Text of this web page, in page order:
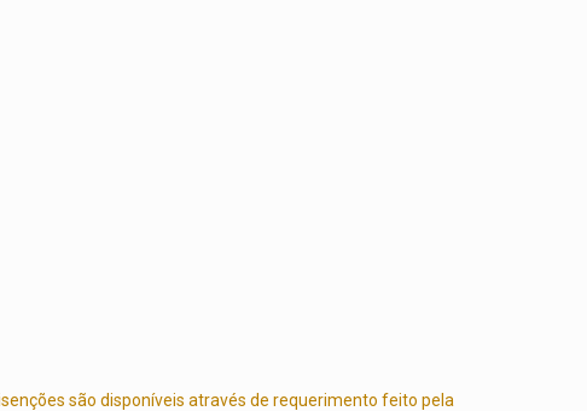
são disponíveis através de requerimento feito pela